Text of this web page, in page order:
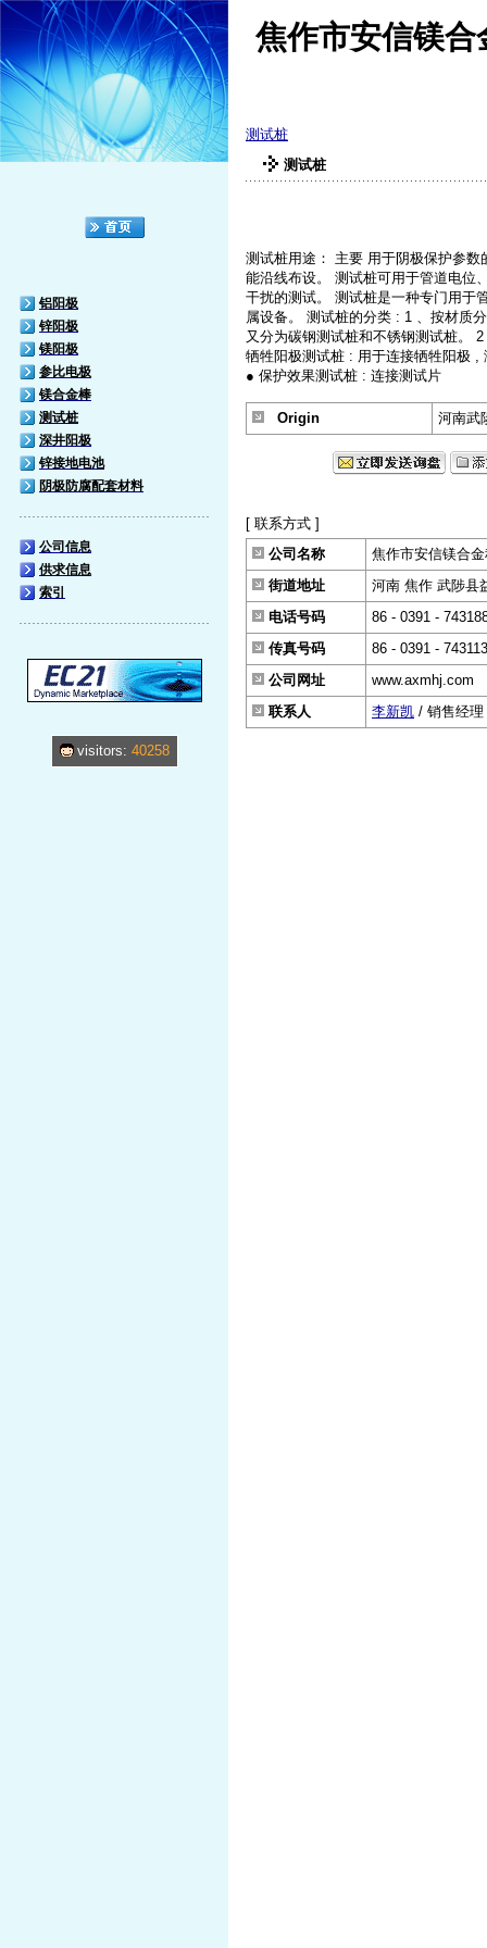
铝阳极
锌阳极
镁阳极
参比电极
镁合金棒
测试桩
深井阳极
锌接地电池
阴极防腐配套材料
公司信息
供求信息
索引
visitors: 40258
焦作市安信镁
测试桩
测试桩
测试桩用途： 主要 用于阴极保护参
能沿线布设。 测试桩可用于管道电位
干扰的测试。 测试桩是一种专门用于
属设备。 测试桩的分类 : 1 、按材质
又分为碳钢测试桩和不锈钢测试桩。
牺牲阳极测试桩 : 用于连接牺牲阳极
● 保护效果测试桩 : 连接测试片
Origin 河南武
[ 联系方式 ]
公司名称
焦作市安信镁合
街道地址
河南 焦作 武陟县
电话号码
86 - 0391 -
传真号码
86 - 0391 -
公司网址
www.axmhj.com
联系人
李新凯 / 销售经理